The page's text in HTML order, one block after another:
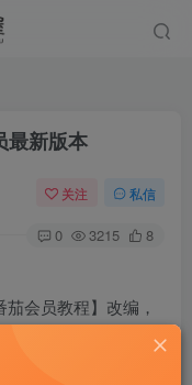
最新版本
关注 私信
0 3215 8
会员教程】改编，
对于我们小白来说，
稽][滑稽]